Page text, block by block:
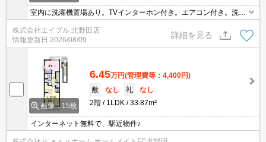
室内に洗濯機置場あり。TVインターホン付き。エアコン付き。洗面
1,000円。
株式会社エイブル 北野田店
情報更新日 2026/08/09
詳細を見る
画像：15枚
6.45万円(管理費等：4,400円)
敷
なし 礼
なし
2階
1LDK 33.87m²
インターネット無料で、駅近物件♪